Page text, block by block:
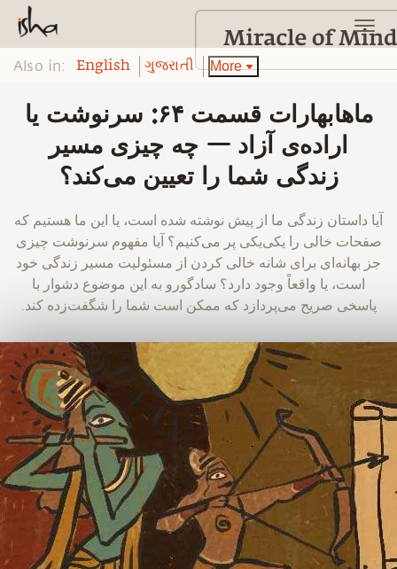
Also in: English ગુજરાતી More
‫ماهابهارات قسمت ۶۴: سرنوشت یا
اراده‌‌ی آزاد — چه چیزی مسیر
زندگی شما را تعیین می‌کند؟
‫آیا داستان زندگی ما از پیش نوشته شده است، یا این ما هستیم که
صفحات خالی را یکی‌یکی پر می‌کنیم؟ آیا مفهوم سرنوشت چیزی
جز بهانه‌ای برای شانه خالی کردن از مسئولیت مسیر زندگی خود
است، یا واقعاً وجود دارد؟ سادگورو به این موضوع دشوار با
پاسخی صریح می‌پردازد که ممکن است شما را شگفت‌زده کند.